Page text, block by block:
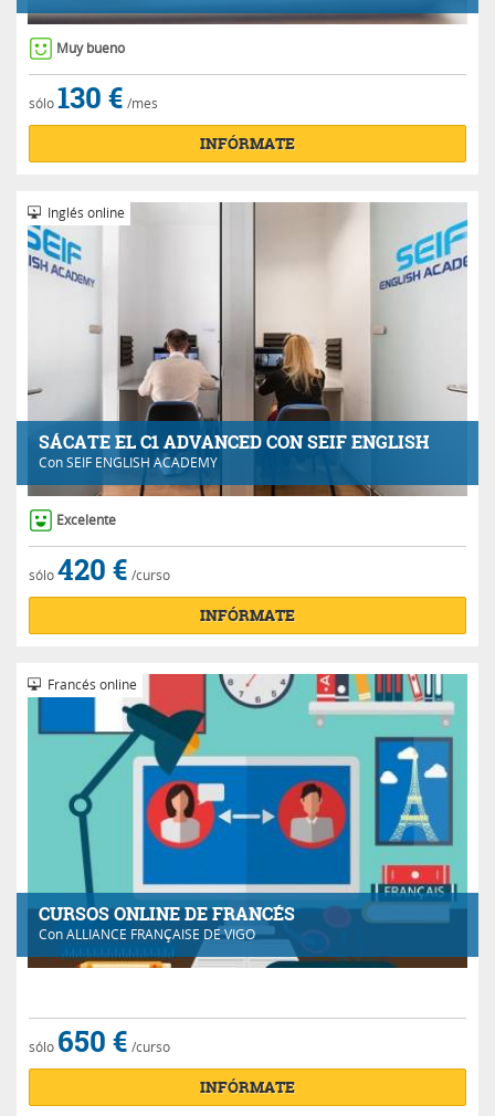
Muy bueno
sólo130 € /mes
INFÓRMATE
SÁCATE EL C1 ADVANCED CON SEIF ENGLISH
ConSEIF ENGLISH ACADEMY
Inglés online
Excelente
sólo420 € /curso
INFÓRMATE
CURSOS ONLINE DE FRANCÉS
ConALLIANCE FRANÇAISE DE VIGO
Francés online
sólo 650 € /curso
INFÓRMATE